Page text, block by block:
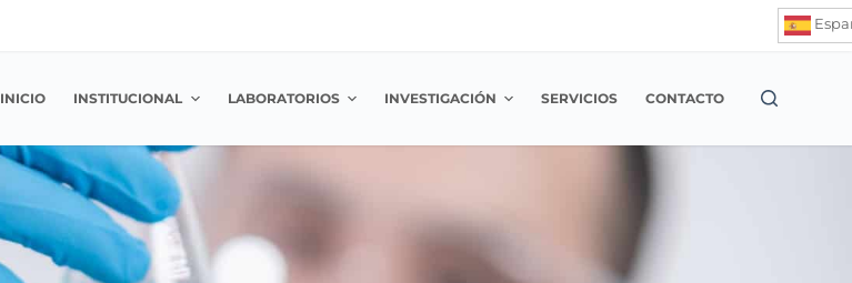
INICIO INSTITUCIONAL LABORATORIOS INVESTIGACIÓN SERVICIOS CONTACTO